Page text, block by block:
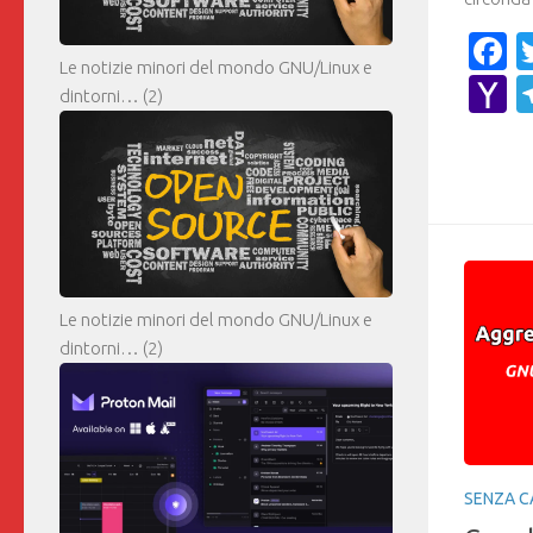
SENZA
Le notizie minori del mondo GNU/Linux e
dintorni… (2)
Le notizie minori del mondo GNU/Linux e
dintorni… (2)